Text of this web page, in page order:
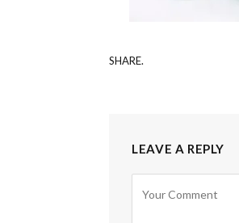
SHARE.
LEAVE A REPLY